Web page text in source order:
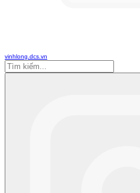
vinhlong.dcs.vn